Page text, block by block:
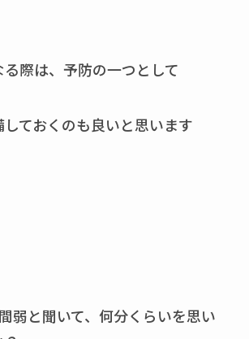
際は、予防の一つとして
ておくのも良いと思います
弱と聞いて、何分くらいを思い